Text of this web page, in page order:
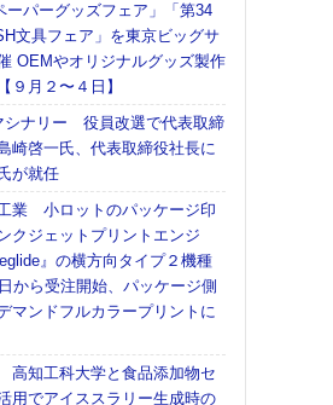
ーパーグッズフェア」「第34
文具フェア」を東京ビッグサ
OEMやオリジナルグッズ製作
９月２〜４日】
シナリー 役員改選で代表取締
崎啓一氏、代表取締役社長に
が就任
業 小ロットのパッケージ印
クジェットプリントエンジ
』の横方向タイプ２機種
から受注開始、パッケージ側
マンドフルカラープリントに
高知工科大学と食品添加物セ
用でアイススラリー生成時の